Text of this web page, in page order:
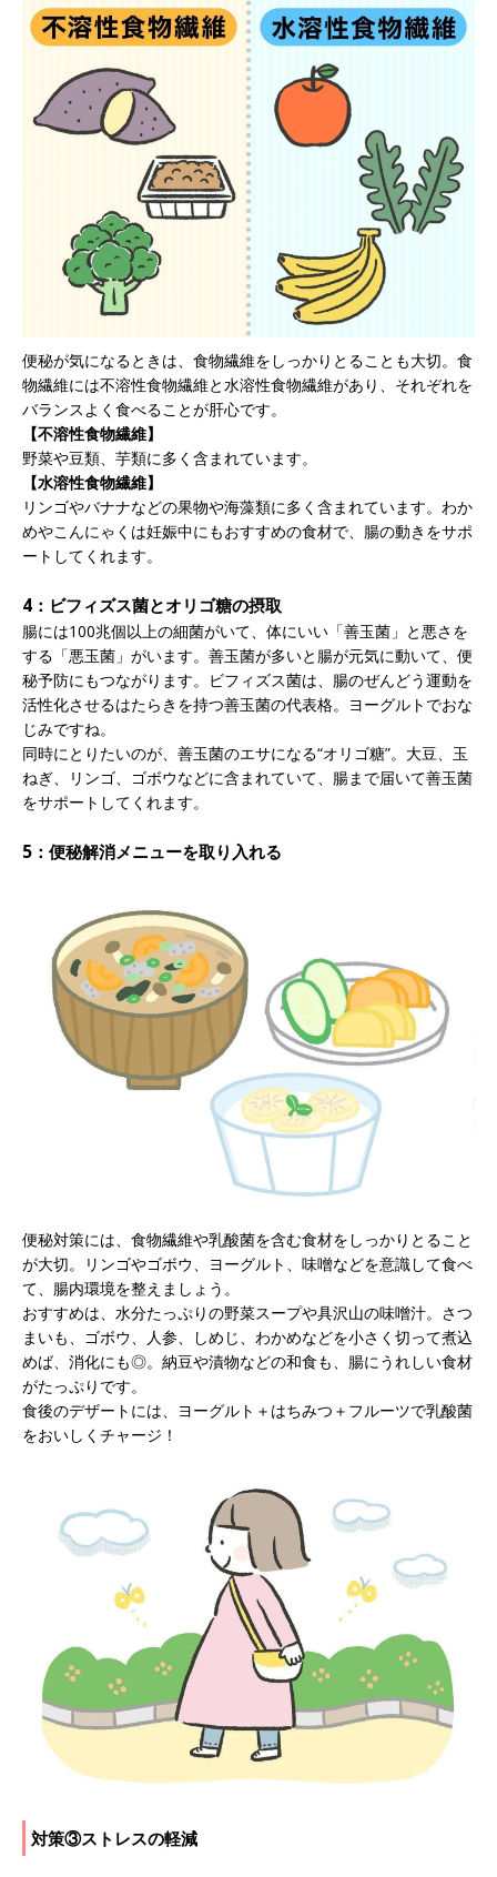
便秘が気になるときは、食物繊維をしっかりとることも大切。食
物繊維には不溶性食物繊維と水溶性食物繊維があり、それぞれを
バランスよく食べることが肝心です。
【不溶性食物繊維】
野菜や豆類、芋類に多く含まれています。
【水溶性食物繊維】
リンゴやバナナなどの果物や海藻類に多く含まれています。わか
めやこんにゃくは妊娠中にもおすすめの食材で、腸の動きをサポ
ートしてくれます。
4：ビフィズス菌とオリゴ糖の摂取
腸には100兆個以上の細菌がいて、体にいい「善玉菌」と悪さを
する「悪玉菌」がいます。善玉菌が多いと腸が元気に動いて、便
秘予防にもつながります。ビフィズス菌は、腸のぜんどう運動を
活性化させるはたらきを持つ善玉菌の代表格。ヨーグルトでおな
じみですね。
同時にとりたいのが、善玉菌のエサになる“オリゴ糖”。大豆、玉
ねぎ、リンゴ、ゴボウなどに含まれていて、腸まで届いて善玉菌
をサポートしてくれます。
5：便秘解消メニューを取り入れる
便秘対策には、食物繊維や乳酸菌を含む食材をしっかりとること
が大切。リンゴやゴボウ、ヨーグルト、味噌などを意識して食べ
て、腸内環境を整えましょう。
おすすめは、水分たっぷりの野菜スープや具沢山の味噌汁。さつ
まいも、ゴボウ、人参、しめじ、わかめなどを小さく切って煮込
めば、消化にも◎。納豆や漬物などの和食も、腸にうれしい食材
がたっぷりです。
食後のデザートには、ヨーグルト＋はちみつ＋フルーツで乳酸菌
をおいしくチャージ！
対策③ストレスの軽減